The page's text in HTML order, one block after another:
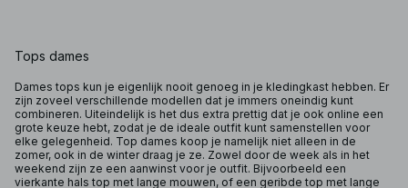
Tops dames
Dames tops kun je eigenlijk nooit genoeg in je kledingkast hebben. Er
zijn zoveel verschillende modellen dat je immers oneindig kunt
combineren. Uiteindelijk is het dus extra prettig dat je ook online een
grote keuze hebt, zodat je de ideale outfit kunt samenstellen voor
elke gelegenheid. Top dames koop je namelijk niet alleen in de
zomer, ook in de winter draag je ze. Zowel door de week als in het
weekend zijn ze een aanwinst voor je outfit. Bijvoorbeeld een
vierkante hals top met lange mouwen, of een geribde top met lange